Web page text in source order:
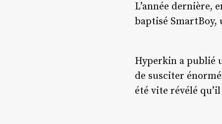
L’année dernière,
baptisé
Hyperkin a publié
de susciter
été vite révélé